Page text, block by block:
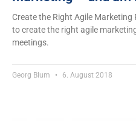
Create the Right Agile Marketing
to create the right agile
meetings.
Georg Blum 6. August 2018